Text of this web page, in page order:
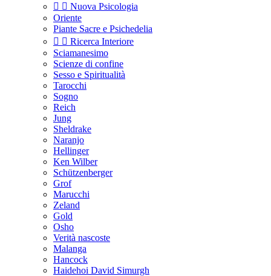
  Nuova Psicologia
Oriente
Piante Sacre e Psichedelia
  Ricerca Interiore
Sciamanesimo
Scienze di confine
Sesso e Spiritualità
Tarocchi
Sogno
Reich
Jung
Sheldrake
Naranjo
Hellinger
Ken Wilber
Schützenberger
Grof
Marucchi
Zeland
Gold
Osho
Verità nascoste
Malanga
Hancock
Haidehoi David Simurgh